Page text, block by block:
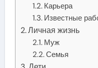
Карьера
Известные
Личная жизнь
Муж
Семья